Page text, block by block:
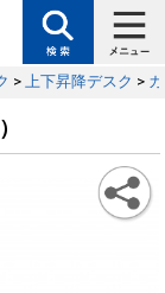
> 上下昇降デスク >